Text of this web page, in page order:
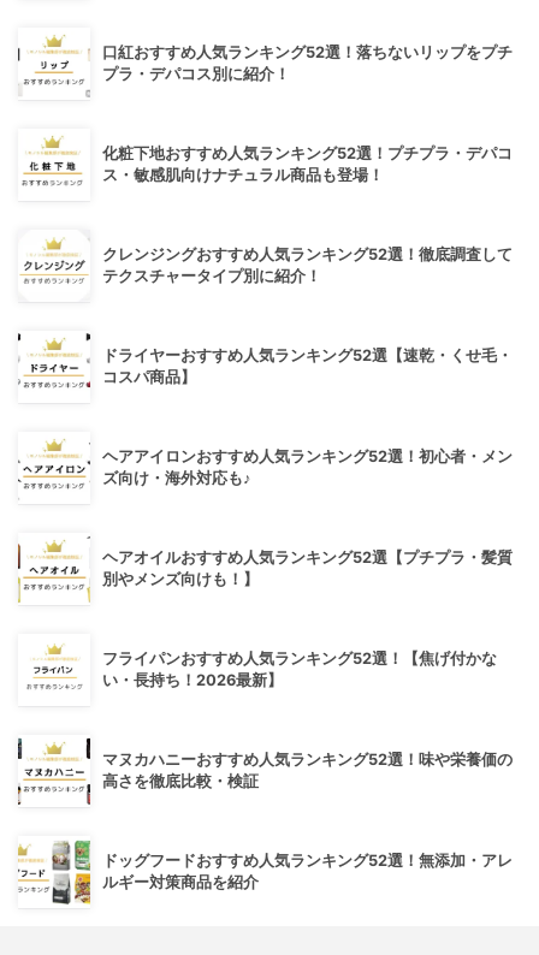
口紅おすすめ人気ランキング52選！落ちないリップをプチ
プラ・デパコス別に紹介！
化粧下地おすすめ人気ランキング52選！プチプラ・デパコ
ス・敏感肌向けナチュラル商品も登場！
クレンジングおすすめ人気ランキング52選！徹底調査して
テクスチャータイプ別に紹介！
ドライヤーおすすめ人気ランキング52選【速乾・くせ毛・
コスパ商品】
ヘアアイロンおすすめ人気ランキング52選！初心者・メン
ズ向け・海外対応も♪
ヘアオイルおすすめ人気ランキング52選【プチプラ・髪質
別やメンズ向けも！】
フライパンおすすめ人気ランキング52選！【焦げ付かな
い・長持ち！2026最新】
マヌカハニーおすすめ人気ランキング52選！味や栄養価の
高さを徹底比較・検証
ドッグフードおすすめ人気ランキング52選！無添加・アレ
ルギー対策商品を紹介